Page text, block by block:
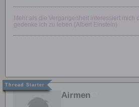
Mehr als die Vergangenheit interessiert mich
gedenke ich zu leben (Albert Einstein)
Airmen